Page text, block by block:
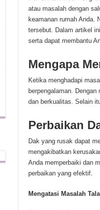
atau masalah dengan
keamanan rumah Anda.
tersebut. Dalam artikel
serta dapat membantu
Mengapa
Ketika menghadapi
berpengalaman.
dan berkualitas. Selain
Perbaikan
Dak yang rusak dapat
mengakibatkan
Anda memperbaiki dan
perbaikan yang efektif.
Mengatasi Masalah